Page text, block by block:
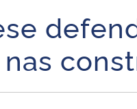
Gabinete de Segurança
Institucional